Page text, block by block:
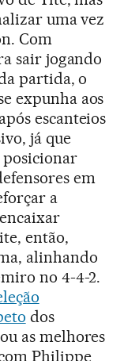
uma vez
Com
sair jogando
partida, o
expunha aos
escanteios
já que
posicionar
em
a
então,
alinhando
no 4-4-2.
dos
as melhores
Philippe